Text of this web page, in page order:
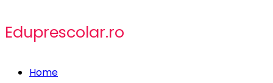
Eduprescolar.ro
Home